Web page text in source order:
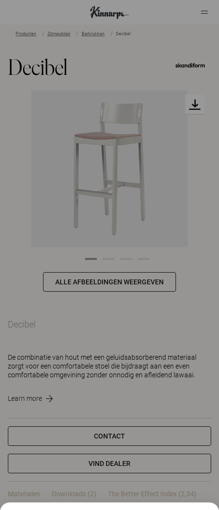
Producten Zitmeubilair Barkrukken Decibel
Decibel
ALLE AFBEELDINGEN WEERGEVEN
Decibel
De combinatie van hout met een geluidsabsorberend materiaal
zorgt voor een comfortabele stoel die bijdraagt aan een even
comfortabele omgevining zonder onnodig en afleidend lawaai.
Learn more
CONTACT
VIND DEALER
Materialen Downloads (2) The Better Effect Index (2,34)